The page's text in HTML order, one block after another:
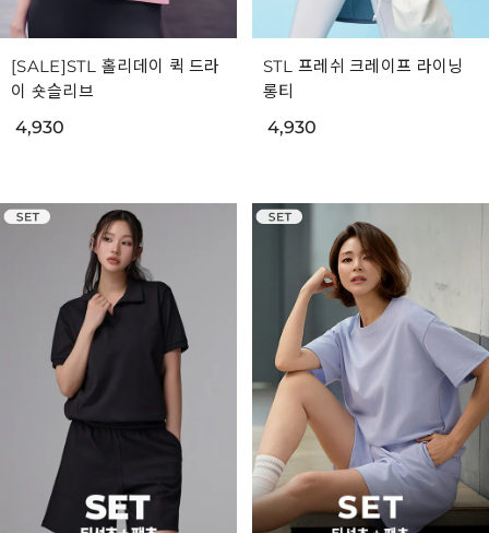
[SALE]STL 홀리데이 퀵 드라
이 숏슬리브
4,930
STL 프레쉬 크레이프 라이닝
롱티
4,930